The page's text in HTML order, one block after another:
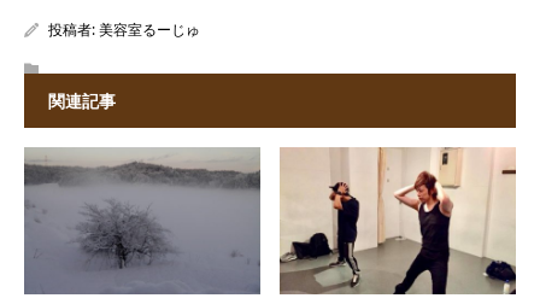
投稿者:美容室るーじゅ
関連記事